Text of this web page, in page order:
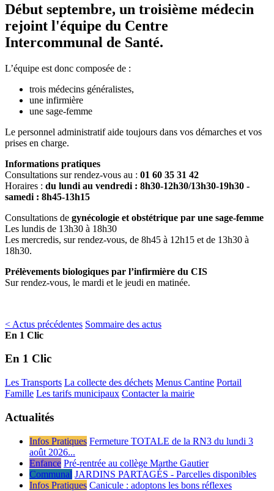
Début septembre, un troisième médecin
rejoint l'équipe du Centre
Intercommunal de Santé.
L’équipe est donc composée de :
trois médecins généralistes,
une infirmière
une sage-femme
Le personnel administratif aide toujours dans vos démarches et vos
prises en charge.
Informations pratiques
Consultations sur rendez-vous au : 01 60 35 31 42
Horaires : du lundi au vendredi : 8h30-12h30/13h30-19h30 -
samedi : 8h45-13h15
Consultations de gynécologie et obstétrique par une sage-femme
Les lundis de 13h30 à 18h30
Les mercredis, sur rendez-vous, de 8h45 à 12h15 et de 13h30 à
18h30.
Prélèvements biologiques par l’infirmière du CIS
Sur rendez-vous, le mardi et le jeudi en matinée.
< Actus précédentes Sommaire des actus
En 1 Clic
En 1 Clic
Les Transports La collecte des déchets Menus Cantine Portail
Famille Les tarifs municipaux Contacter la mairie
Actualités
Infos Pratiques Fermeture TOTALE de la RN3 du lundi 3
août 2026...
Enfance Pré-rentrée au collège Marthe Gautier
Communal JARDINS PARTAGÉS - Parcelles disponibles
Infos Pratiques Canicule : adoptons les bons réflexes